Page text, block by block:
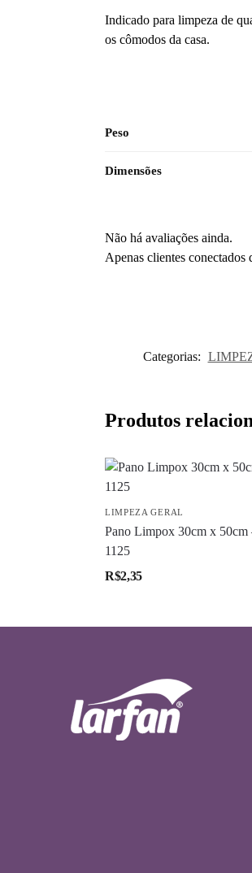
Indicado para limpeza de
os cômodos da casa.
Peso
Dimensões
Não há avaliações ainda.
Apenas clientes
Categorias:
Produtos
LIMPEZA GERAL
Pano Limpox 30cm x 50cm
1125
R$2,35